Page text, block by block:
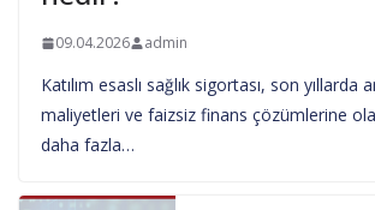
09.04.2026 admin
Katılım esaslı sağlık sigortası, son yıllarda
maliyetleri ve faizsiz finans çözümlerine
daha fazla…